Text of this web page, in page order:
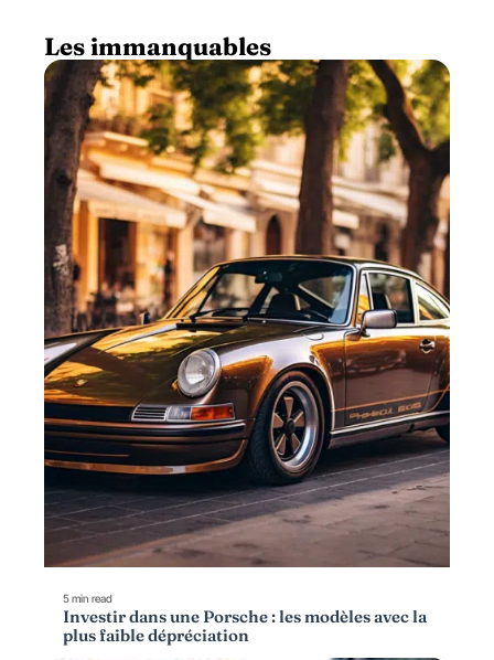
Les immanquables
5 min read
Investir dans une Porsche : les modèles avec la
plus faible dépréciation